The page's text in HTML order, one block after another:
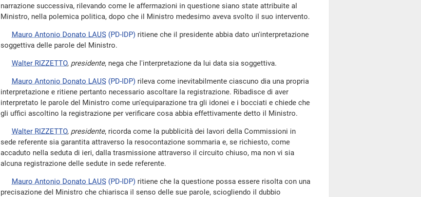
narrazione successiva, rilevando come le affermazioni in questione siano state attribuite al
Ministro, nella polemica politica, dopo che il Ministro medesimo aveva svolto il suo intervento.
Mauro Antonio Donato LAUS (PD-IDP) ritiene che il presidente abbia dato un'interpretazione
soggettiva delle parole del Ministro.
Walter RIZZETTO, presidente, nega che l'interpretazione da lui data sia soggettiva.
Mauro Antonio Donato LAUS (PD-IDP) rileva come inevitabilmente ciascuno dia una propria
interpretazione e ritiene pertanto necessario ascoltare la registrazione. Ribadisce di aver
interpretato le parole del Ministro come un'equiparazione tra gli idonei e i bocciati e chiede che
gli uffici ascoltino la registrazione per verificare cosa abbia effettivamente detto il Ministro.
Walter RIZZETTO, presidente, ricorda come la pubblicità dei lavori della Commissioni in
sede referente sia garantita attraverso la resocontazione sommaria e, se richiesto, come
accaduto nella seduta di ieri, dalla trasmissione attraverso il circuito chiuso, ma non vi sia
alcuna registrazione delle sedute in sede referente.
Mauro Antonio Donato LAUS (PD-IDP) ritiene che la questione possa essere risolta con una
precisazione del Ministro che chiarisca il senso delle sue parole, sciogliendo il dubbio